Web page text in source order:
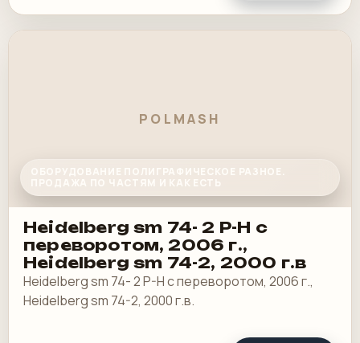
POLMASH
ОБОРУДОВАНИЕ ПОЛИГРАФИЧЕСКОЕ РАЗНОЕ.
ПРОДАЖА ПО ЧАСТЯМ И КАК ЕСТЬ
Heidelberg sm 74- 2 P-H с
переворотом, 2006 г.,
Heidelberg sm 74-2, 2000 г.в
Heidelberg sm 74- 2 P-H с переворотом, 2006 г.,
Heidelberg sm 74-2, 2000 г.в.